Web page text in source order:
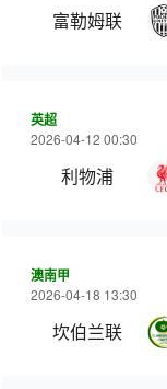
富勒姆联
英超
2026-04-12 00:30
利物浦
澳南甲
2026-04-18 13:30
坎伯兰联